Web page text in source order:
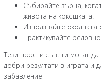
Събирайте зърна,
живота на кокошката.
Използвайте околната
Практикувайте
Тези прости съвети могат
добри резултати в играта и
забавление.